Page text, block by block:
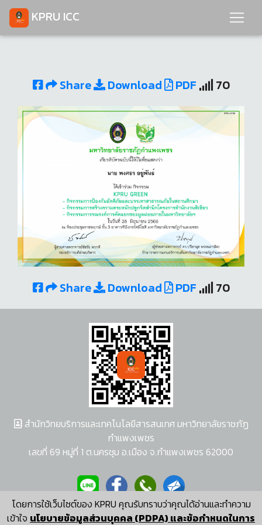
KPRU ICC
Share Download PDF 70
Share Download PDF 70
โดยการใช้เว็บไซต์ของ KPRU คุณรับทราบว่าคุณได้อ่านและทำความ
เข้าใจ นโยบายข้อมูลส่วนบุคคล (PDPA) และข้อกำหนดในการ
สำนักวิทยบริการและเทคโนโลยีสารสนเทศ มหาวิทยาลัยราชภัฏ
กำแพงเพชร
เลขที่ 69 หมู่ที่ 1 ต.นครชุม อ.เมือง จ.กำแพงเพชร 62000
ผู้พัฒนาระบบ อนุชา พวงผกา